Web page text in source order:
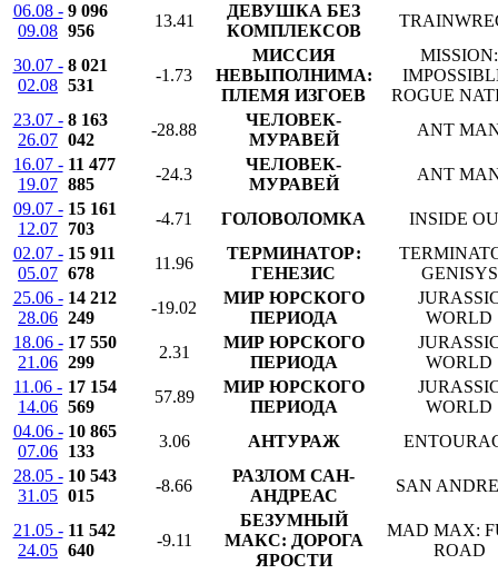
06.08 -
09.08
9 096
956
13.41
ДЕВУШКА БЕЗ
КОМПЛЕКСОВ
30.07 -
02.08
8 021
531
-1.73
МИССИЯ
НЕВЫПОЛНИМА:
ПЛЕМЯ ИЗГОЕВ
MISSION:
ROGUE
23.07 -
26.07
8 163
042
-28.88
ЧЕЛОВЕК-
МУРАВЕЙ
ANT
16.07 -
19.07
11 477
885
-24.3
ЧЕЛОВЕК-
МУРАВЕЙ
ANT
09.07 -
12.07
15 161
703
-4.71 ГОЛОВОЛОМКА
INSIDE
02.07 -
05.07
15 911
678
11.96
ТЕРМИНАТОР:
ГЕНЕЗИС
GENISYS
25.06 -
28.06
14 212
249
-19.02
МИР ЮРСКОГО
ПЕРИОДА
WORLD
18.06 -
21.06
17 550
299
2.31
МИР ЮРСКОГО
ПЕРИОДА
WORLD
11.06 -
14.06
17 154
569
57.89
МИР ЮРСКОГО
ПЕРИОДА
WORLD
04.06 -
07.06
10 865
133
3.06 АНТУРАЖ
28.05 -
31.05
10 543
015
-8.66
РАЗЛОМ САН-
АНДРЕАС
SAN
21.05 -
24.05
11 542
640
-9.11
БЕЗУМНЫЙ
МАКС: ДОРОГА
ЯРОСТИ
MAD MAX:
ROAD